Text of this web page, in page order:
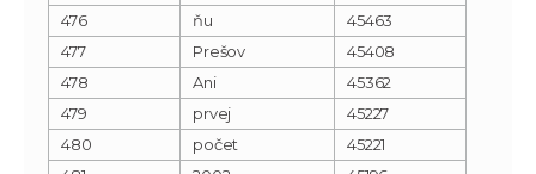
476
ňu
45463
477
Prešov
45408
478
Ani
45362
479
prvej
45227
480
počet
45221